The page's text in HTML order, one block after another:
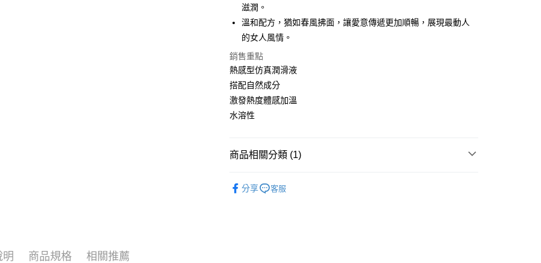
ATM付款
運送方式
全家取貨付款
每筆NT$60，滿NT$999(含以上)免運費
付款後全家取貨
711取貨付款
付款後7-11取貨
滋潤。
溫和配方，猶如春風拂面，讓愛意傳遞更加順暢，展現最動人
的女人風情。
銷售重點
熱感型仿真潤滑液
搭配自然成分
激發熱度體感加溫
水溶性
商品相關分類 (1)
分享
客服
明 商品規格 相關推薦